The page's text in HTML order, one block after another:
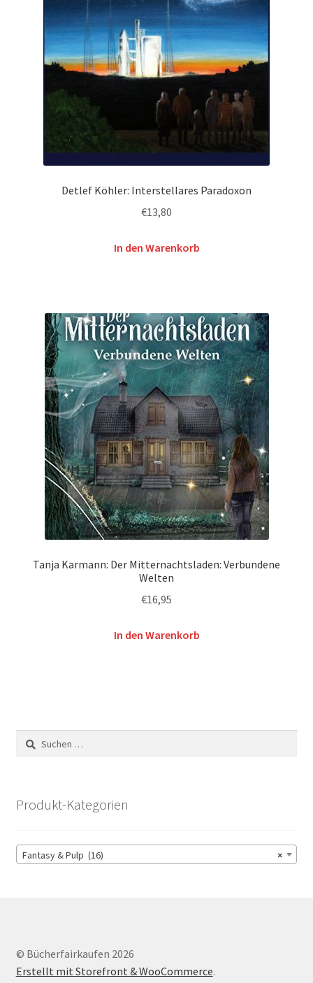
Detlef Köhler: Interstellares Paradoxon
€13,80
In den Warenkorb
Tanja Karmann: Der Mitternachtsladen: Verbundene
Welten
€16,95
In den Warenkorb
Suchen
nach:
Produkt-Kategorien
×
Fantasy & Pulp (16)
© Bücherfairkaufen 2026
Erstellt mit Storefront & WooCommerce.